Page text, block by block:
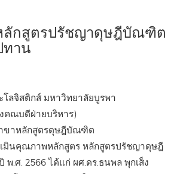
ลักสูตรปรัชญาดุษฎีบัณฑิต
ทาน
ลจิสติกส์ มหาวิทยาลัยบูรพา
คณบดีฝ่ายบริหาร)
าขาหลักสูตรดุษฎีบัณฑิต
มินคุณภาพหลักสูตร หลักสูตรปรัชญาดุษฎี
.ศ. 2566 ได้แก่ ผศ.ดร.ธนพล พุกเส็ง